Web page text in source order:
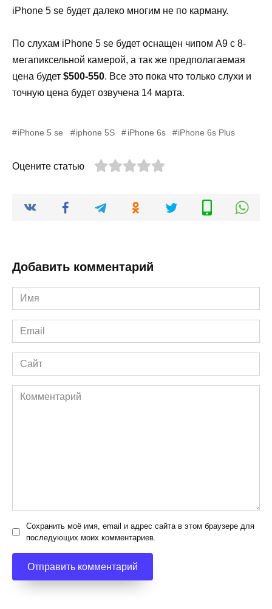
iPhone 5 se будет далеко многим не по карману.
По слухам iPhone 5 se будет оснащен чипом A9 с 8-
мегапиксельной камерой, а так же предполагаемая
цена будет $500-550. Все это пока что только слухи и
точную цена будет озвучена 14 марта.
iPhone 5 se iphone 5S iPhone 6s iPhone 6s Plus
Оцените статью
Добавить комментарий
Имя
*
Email
*
Сайт
Комментарий
Сохранить моё имя, email и адрес сайта в этом браузере для
последующих моих комментариев.